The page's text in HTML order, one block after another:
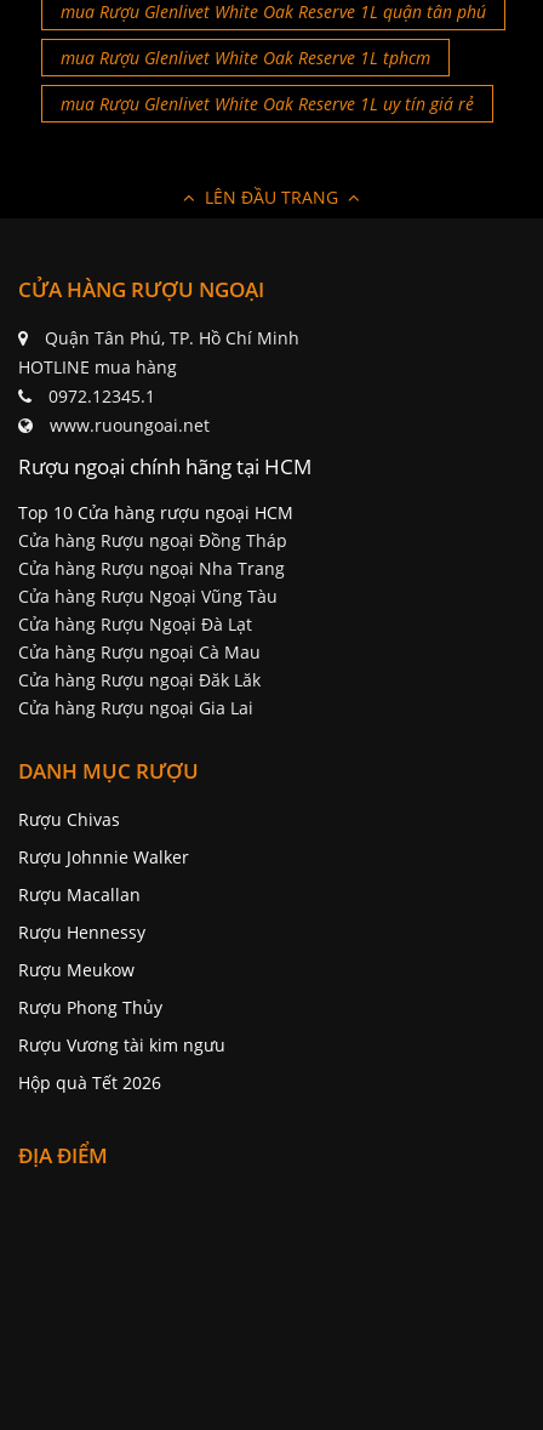
mua Rượu Glenlivet White Oak Reserve 1L quận tân phú
mua Rượu Glenlivet White Oak Reserve 1L tphcm
mua Rượu Glenlivet White Oak Reserve 1L uy tín giá rẻ
LÊN ĐẦU TRANG
CỬA HÀNG RƯỢU NGOẠI
Quận Tân Phú, TP. Hồ Chí Minh
HOTLINE mua hàng
0972.12345.1
www.ruoungoai.net
Rượu ngoại chính hãng tại HCM
Top 10 Cửa hàng rượu ngoại HCM
Cửa hàng Rượu ngoại Đồng Tháp
Cửa hàng Rượu ngoại Nha Trang
Cửa hàng Rượu Ngoại Vũng Tàu
Cửa hàng Rượu Ngoại Đà Lạt
Cửa hàng Rượu ngoại Cà Mau
Cửa hàng Rượu ngoại Đăk Lăk
Cửa hàng Rượu ngoại Gia Lai
DANH MỤC RƯỢU
Rượu Chivas
Rượu Johnnie Walker
Rượu Macallan
Rượu Hennessy
Rượu Meukow
Rượu Phong Thủy
Rượu Vương tài kim ngưu
Hộp quà Tết 2026
ĐỊA ĐIỂM